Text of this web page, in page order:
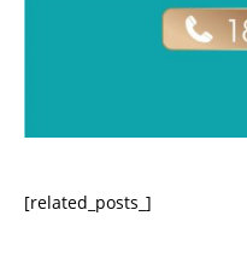
[related_posts_]